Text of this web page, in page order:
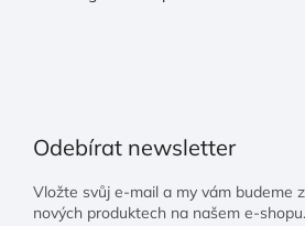
Odebírat newsletter
Vložte svůj e-mail a my vám budeme
nových produktech na našem e-shopu.